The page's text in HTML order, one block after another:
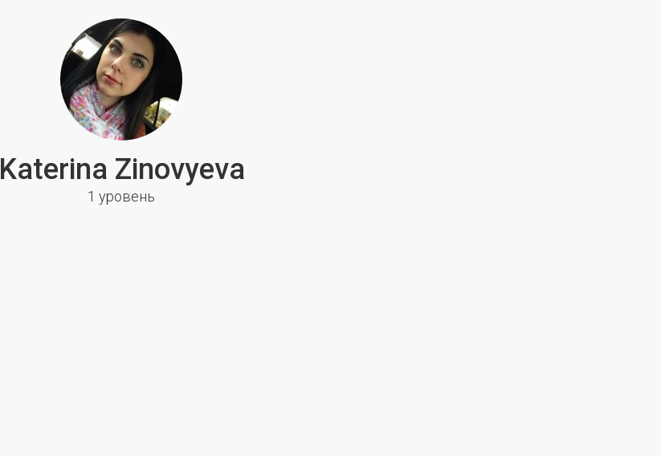
Katerina Zinovyeva
1 уровень